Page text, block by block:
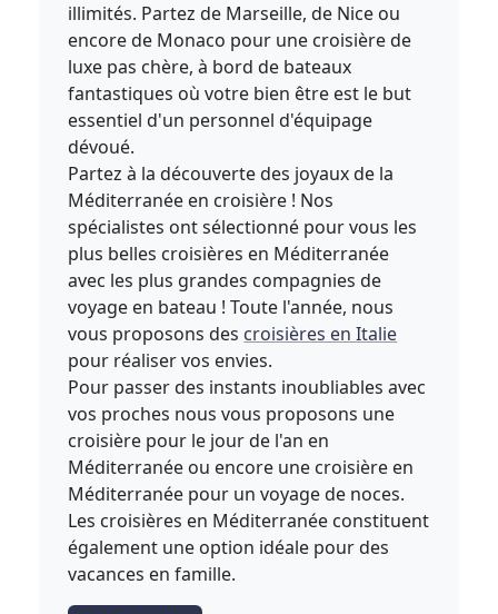
illimités. Partez de Marseille, de Nice ou
encore de Monaco pour une croisière de
luxe pas chère, à bord de bateaux
fantastiques où votre bien être est le but
essentiel d'un personnel d'équipage
dévoué.
Partez à la découverte des joyaux de la
Méditerranée en croisière ! Nos
spécialistes ont sélectionné pour vous les
plus belles croisières en Méditerranée
avec les plus grandes compagnies de
voyage en bateau ! Toute l'année, nous
vous proposons des croisières en Italie
pour réaliser vos envies.
Pour passer des instants inoubliables avec
vos proches nous vous proposons une
croisière pour le jour de l'an en
Méditerranée ou encore une croisière en
Méditerranée pour un voyage de noces.
Les croisières en Méditerranée constituent
également une option idéale pour des
vacances en famille.